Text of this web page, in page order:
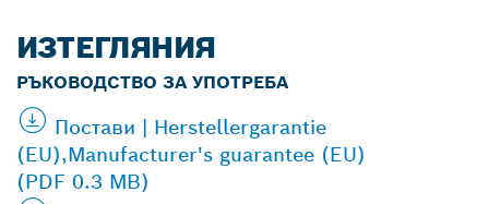
ИЗТЕГЛЯНИЯ
РЪКОВОДСТВО ЗА УПОТРЕБА
Постави | Herstellergarantie
(EU),Manufacturer's guarantee (EU)
(PDF 0.3 MB)